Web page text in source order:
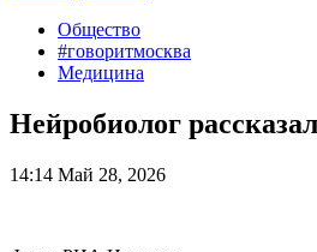
Общество
#говоритмосква
Медицина
Нейробиолог
14:14 Май 28, 2026